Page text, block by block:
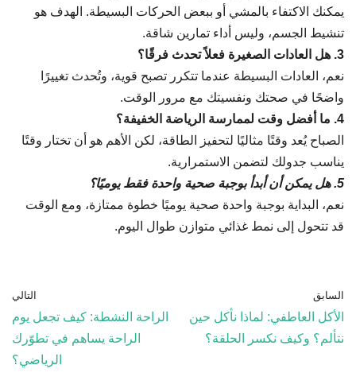
يمكنك الاكتفاء بالمشي أو ببعض الحركات البسيطة. الهدف هو
تنشيط الجسم، وليس أداء تمارين شاقة.
3. هل العادات الصغيرة فعلاً تحدث فرقًا؟
نعم، العادات البسيطة عندما تتكرر تصبح قوية، وتُحدث تغييرًا
واضحًا في صحتك ونفسيتك مع مرور الوقت.
4. ما أفضل وقت لممارسة الرياضة الخفيفة؟
الصباح يُعد وقتًا مثاليًا لتحفيز الطاقة، لكن الأهم هو أن تختار وقتًا
يناسب جدولك لتضمن الاستمرارية.
5. هل يمكن أن أبدأ بوجبة صحية واحدة فقط يوميًا؟
نعم، البداية بوجبة واحدة صحية يوميًا خطوة ممتازة، ومع الوقت
قد تتحول إلى نمط غذائي متوازن طوال اليوم.
السابق
الأكل العاطفي: لماذا نأكل حين
نتألم؟ وكيف نكسر الحلقة؟
التالي
الراحة النشطة: كيف تجعل يوم
الراحة يساهم في تطوّرك
الرياضي؟